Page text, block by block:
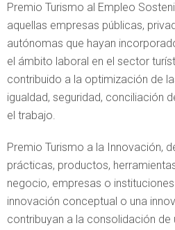
Premio Turismo al Empleo
aquellas empresas públicas,
autónomas que hayan
el ámbito laboral en el sector
contribuido a la optimización de
igualdad, seguridad, conciliación
el trabajo.
Premio Turismo a la Innovación,
prácticas, productos,
negocio, empresas o
innovación conceptual o una
contribuyan a la consolidación